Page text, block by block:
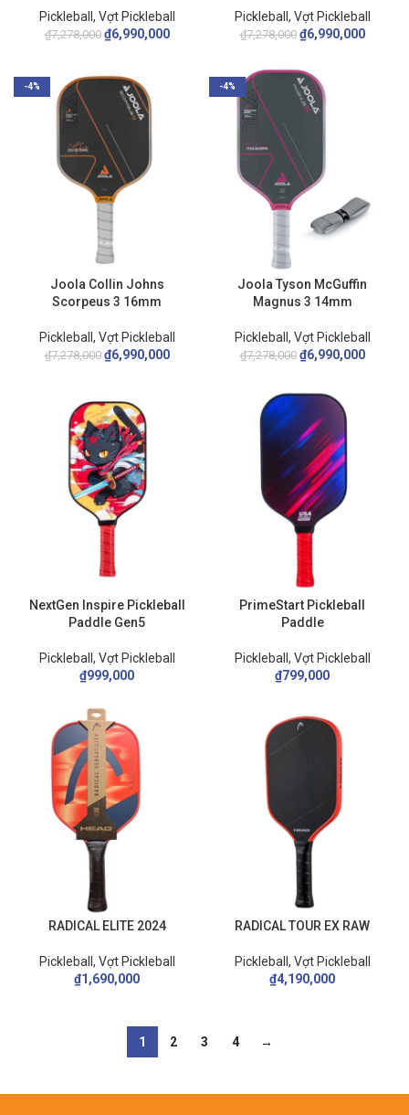
Pickleball , Vợt Pickleball
₫7,278,000 ₫6,990,000
Pickleball , Vợt Pickleball
₫7,278,000 ₫6,990,000
-4%
Joola Collin Johns
Scorpeus 3 16mm
Pickleball , Vợt Pickleball
₫7,278,000 ₫6,990,000
-4%
Joola Tyson McGuffin
Magnus 3 14mm
Pickleball , Vợt Pickleball
₫7,278,000 ₫6,990,000
NextGen Inspire Pickleball
Paddle Gen5
Pickleball , Vợt Pickleball
₫999,000
PrimeStart Pickleball
Paddle
Pickleball , Vợt Pickleball
₫799,000
RADICAL ELITE 2024
Pickleball , Vợt Pickleball
₫1,690,000
RADICAL TOUR EX RAW
Pickleball , Vợt Pickleball
₫4,190,000
1 2 3 4 →